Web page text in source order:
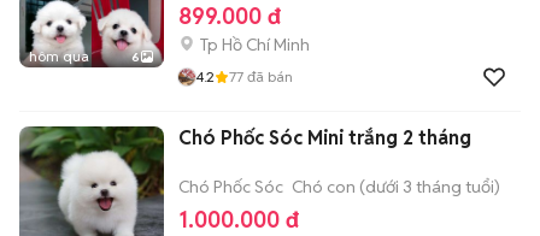
hôm qua 6
899.000 đ
Tp Hồ Chí Minh
4.2 77 đã bán
Chó Phốc Sóc Mini trắng 2 tháng
Chó Phốc Sóc Chó con (dưới 3 tháng tuổi)
1.000.000 đ